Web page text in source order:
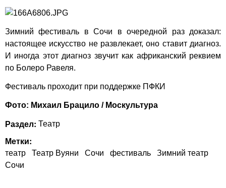
Зимний фестиваль в Сочи в очередной раз доказал:
настоящее искусство не развлекает, оно ставит диагноз.
И иногда этот диагноз звучит как африканский реквием
по Болеро Равеля.
Фестиваль проходит при поддержке ПФКИ
Фото: Михаил Брацило / Москультура
Раздел: Театр
Метки:
театр Театр Вуяни Сочи фестиваль
Зимний театр
Сочи